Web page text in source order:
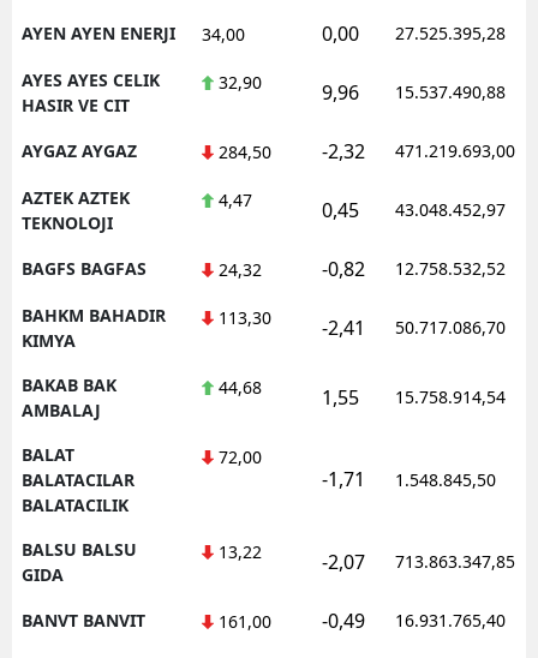
AYEN AYEN ENERJI 34,00 0,00 27.525.395,28
AYES AYES CELIK
HASIR VE CIT
32,90 9,96 15.537.490,88
AYGAZ AYGAZ 284,50 -2,32 471.219.693,00
AZTEK AZTEK
TEKNOLOJI
4,47 0,45 43.048.452,97
BAGFS BAGFAS 24,32 -0,82 12.758.532,52
BAHKM BAHADIR
KIMYA
113,30 -2,41 50.717.086,70
BAKAB BAK
AMBALAJ
44,68 1,55 15.758.914,54
BALAT
BALATACILAR
BALATACILIK
72,00
-1,71 1.548.845,50
BALSU BALSU
GIDA
13,22 -2,07 713.863.347,85
BANVT BANVIT 161,00 -0,49 16.931.765,40